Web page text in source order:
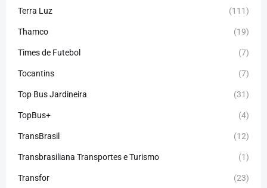
Terra Luz (111)
Thamco (19)
Times de Futebol (7)
Tocantins (7)
Top Bus Jardineira (31)
TopBus+ (4)
TransBrasil (12)
Transbrasiliana Transportes e Turismo (1)
Transfor (23)